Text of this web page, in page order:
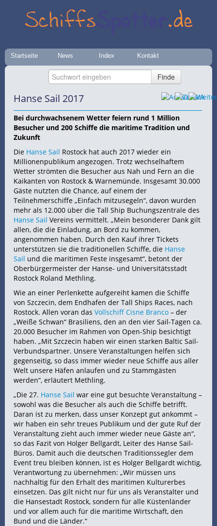
Startseite News Index Kontakt
Hanse Sail 2017
Bei durchwachsenem Wetter feiern rund 1 Million
Besucher und 200 Schiffe die maritime Tradition und
Zukunft
Die Hanse Sail Rostock hat auch 2017 wieder ein
Millionenpublikum angezogen. Trotz wechselhaftem
Wetter strömten die Besucher aus Nah und Fern an die
Kaikanten von Rostock & Warnemünde. Insgesamt 30.000
Gäste nutzten die Chance, auf einem der
Teilnehmerschiffe „Einfach mitzusegeln“, davon wurden
mehr als 12.000 über die Tall Ship Buchungszentrale des
Hanse Sail Vereins vermittelt. „Mein besonderer Dank gilt
allen, die die Einladung, an Bord zu kommen,
angenommen haben. Durch den Kauf ihrer Tickets
unterstützen sie die traditionellen Schiffe, die Hanse
Sail und die maritimen Feste insgesamt“, betont der
Oberbürgermeister der Hanse- und Universitätsstadt
Rostock Roland Methling.
Wie an einer Perlenkette aufgereiht kamen die Schiffe
von Szczecin, dem Endhafen der Tall Ships Races, nach
Rostock. Allen voran das Vollschiff Cisne Branco – der
„Weiße Schwan“ Brasiliens, den an den vier Sail-Tagen ca.
20.000 Besucher im Rahmen von Open-Ship besichtigt
haben. „Mit Szczecin haben wir einen starken Baltic Sail-
Verbundspartner. Unsere Veranstaltungen helfen sich
gegenseitig, so dass immer wieder neue Schiffe aus aller
Welt unsere Häfen anlaufen und zu Stammgästen
werden“, erläutert Methling.
„Die 27. Hanse Sail war eine gut besuchte Veranstaltung –
sowohl was die Besucher als auch die Schiffe betrifft.
Daran ist zu merken, dass unser Konzept gut ankommt –
wir haben ein sehr treues Publikum und der gute Ruf der
Veranstaltung zieht auch immer wieder neue Gäste an“,
so das Fazit von Holger Bellgardt, Leiter des Hanse Sail-
Büros. Damit auch die deutschen Traditionssegler dem
Event treu bleiben können, ist es Holger Bellgardt wichtig,
Verantwortung zu übernehmen: „Wir müssen uns
nachhaltig für den Erhalt des maritimen Kulturerbes
einsetzen. Das gilt nicht nur für uns als Veranstalter und
die Hansestadt Rostock, sondern für alle Küstenländer
und vor allem auch für die maritime Wirtschaft, den
Bund und die Länder.“